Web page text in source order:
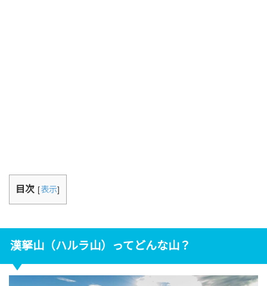
目次 [表示]
漢拏山（ハルラ山）ってどんな山？